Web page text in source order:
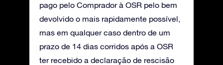
pago pelo Comprador à OSR pelo bem
devolvido o mais rapidamente possível,
mas em qualquer caso dentro de um
prazo de 14 dias corridos após a OSR
ter recebido a declaração de rescisão